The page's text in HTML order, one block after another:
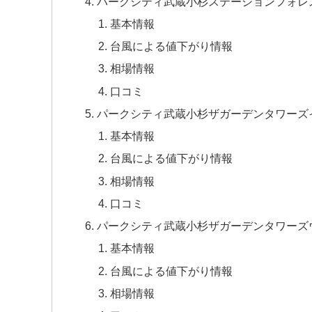
基本情報
台風による値下がり情報
相場情報
口コミ
パークシティ武蔵小杉ザガーデンタワーズ
基本情報
台風による値下がり情報
相場情報
口コミ
パークシティ武蔵小杉ザガーデンタワーズ
基本情報
台風による値下がり情報
相場情報